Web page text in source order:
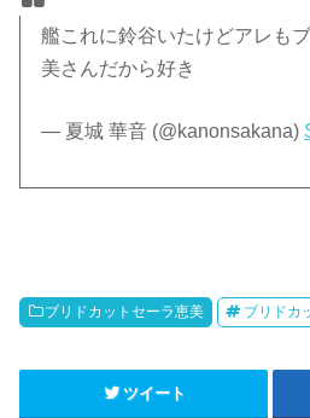
艦これに鈴谷いたけどアレも
美さんだから好き
— 夏城 華音 (@kanonsakana)
ブリドカットセーラ恵美 ブリドカ
ツイート